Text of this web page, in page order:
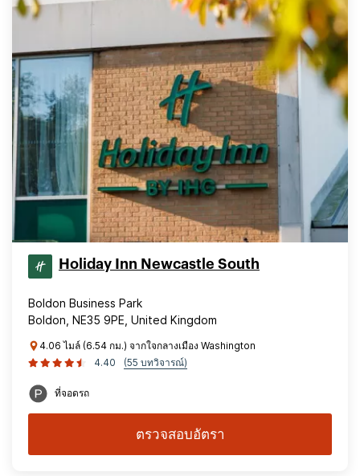
Holiday Inn Newcastle South
Boldon Business Park
Boldon, NE35 9PE, United Kingdom
4.06 ไมล์ (6.54 กม.) จากใจกลางเมือง Washington
4.40
(55 บทวิจารณ์)
ที่จอดรถ
ตรวจสอบอัตรา